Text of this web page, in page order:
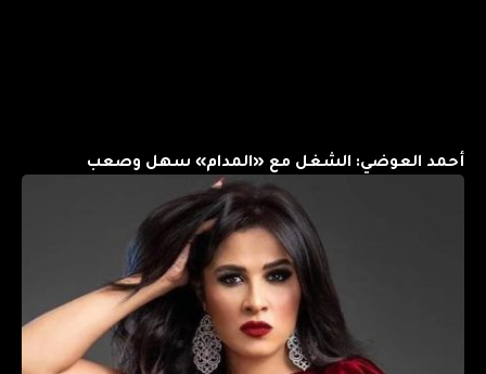
أحمد العوضي: الشغل مع «المدام» سهل وصعب